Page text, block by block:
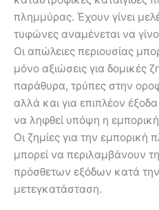
πλημμύρας. Έχουν γίνει
τυφώνες αναμένεται να
Οι απώλειες περιουσίας
μόνο αξιώσεις για δομικές
παράθυρα, τρύπες στην
αλλά και για επιπλέον
να ληφθεί υπόψη η
Οι ζημίες για την εμπορική
μπορεί να περιλαμβάνουν
πρόσθετων εξόδων κατά
μετεγκατάσταση.